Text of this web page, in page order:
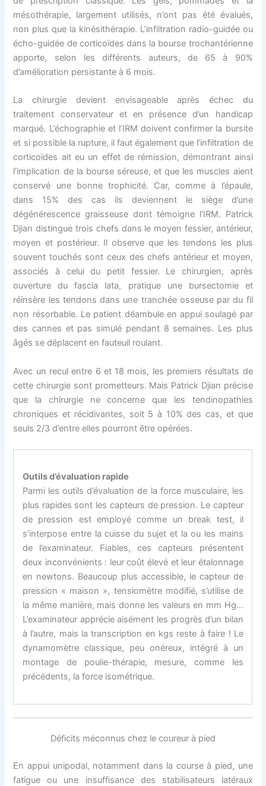
mésothérapie, largement utilisés, n’ont pas été évalués,
non plus que la kinésithérapie. L’infiltration radio-guidée ou
écho-guidée de corticoïdes dans la bourse trochantérienne
apporte, selon les différents auteurs, de 65 à 90%
d’amélioration persistante à 6 mois.
La chirurgie devient envisageable après échec du
traitement conservateur et en présence d’un handicap
marqué. L’échographie et l’IRM doivent confirmer la bursite
et si possible la rupture, il faut également que l’infiltration de
corticoïdes ait eu un effet de rémission, démontrant ainsi
l’implication de la bourse séreuse, et que les muscles aient
conservé une bonne trophicité. Car, comme à l’épaule,
dans 15% des cas ils deviennent le siège d’une
dégénérescence graisseuse dont témoigne l’IRM. Patrick
Djian distingue trois chefs dans le moyen fessier, antérieur,
moyen et postérieur. Il observe que les tendons les plus
souvent touchés sont ceux des chefs antérieur et moyen,
associés à celui du petit fessier. Le chirurgien, après
ouverture du fascia lata, pratique une bursectomie et
réinsère les tendons dans une tranchée osseuse par du fil
non résorbable. Le patient déambule en appui soulagé par
des cannes et pas simulé pendant 8 semaines. Les plus
âgés se déplacent en fauteuil roulant.
Avec un recul entre 6 et 18 mois, les premiers résultats de
cette chirurgie sont prometteurs. Mais Patrick Djian précise
que la chirurgie ne concerne que les tendinopathies
chroniques et récidivantes, soit 5 à 10% des cas, et que
seuls 2/3 d’entre elles pourront être opérées.
Outils d’évaluation rapide
Parmi les outils d’évaluation de la force musculaire, les
plus rapides sont les capteurs de pression. Le capteur
de pression est employé comme un break test, il
s’interpose entre la cuisse du sujet et la ou les mains
de l’examinateur. Fiables, ces capteurs présentent
deux inconvénients : leur coût élevé et leur étalonnage
en newtons. Beaucoup plus accessible, le capteur de
pression « maison », tensiomètre modifié, s’utilise de
la même manière, mais donne les valeurs en mm Hg…
L’examinateur apprécie aisément les progrès d’un bilan
à l’autre, mais la transcription en kgs reste à faire ! Le
dynamomètre classique, peu onéreux, intégré à un
montage de poulie-thérapie, mesure, comme les
précédents, la force isométrique.
Déficits méconnus chez le coureur à pied
En appui unipodal, notamment dans la course à pied, une
fatigue ou une insuffisance des stabilisateurs latéraux